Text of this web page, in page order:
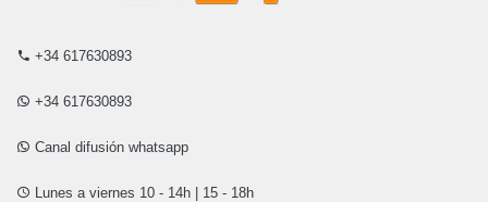
+34 617630893
+34 617630893
Canal difusión whatsapp
Lunes a viernes 10 - 14h | 15 - 18h